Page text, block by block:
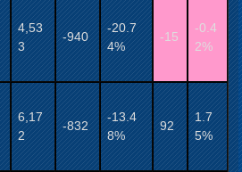
4,53
3
-940
-20.7
4%
-15
-0.4
2%
6,17
2
-832
-13.4
8%
92
1.7
5%